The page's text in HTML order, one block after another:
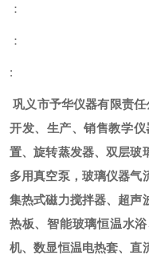
：
：
:
巩义市予华仪器有限责任
开发、生产、销售教学仪
置、旋转蒸发器、双层玻
多用真空泵，玻璃仪器气
集热式磁力搅拌器、超声
热板、智能玻璃恒温水
机、数显恒温电热套、直